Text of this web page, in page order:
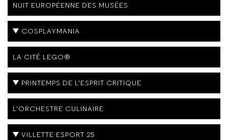
NUIT EUROPÉENNE DES MUSÉES
COSPLAYMANIA
LA CITÉ LEGO®
PRINTEMPS DE L'ESPRIT CRITIQUE
L'ORCHESTRE CULINAIRE
VILLETTE ESPORT 25